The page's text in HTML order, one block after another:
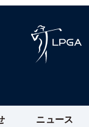
ニュース